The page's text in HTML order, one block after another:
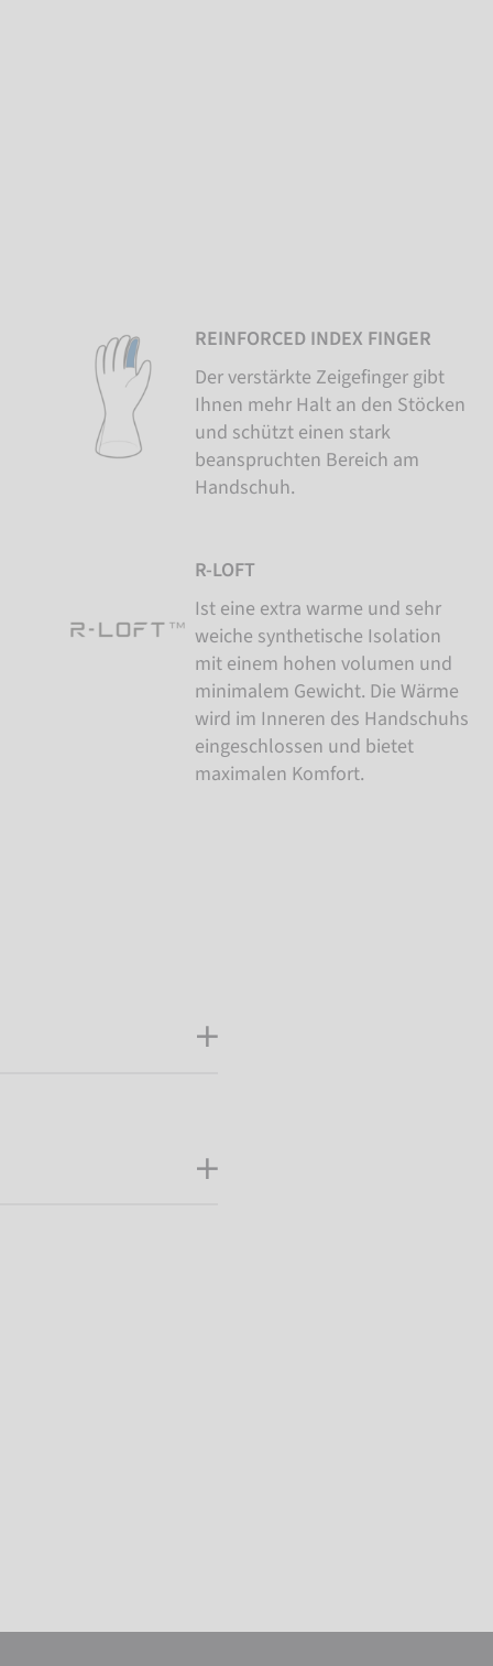
REINFORCED INDEX FINGER
Der verstärkte Zeigefinger gibt
Ihnen mehr Halt an den Stöcken
und schützt einen stark
beanspruchten Bereich am
Handschuh.
R-LOFT
Ist eine extra warme und sehr
weiche synthetische Isolation
mit einem hohen volumen und
minimalem Gewicht. Die Wärme
wird im Inneren des Handschuhs
eingeschlossen und bietet
maximalen Komfort.